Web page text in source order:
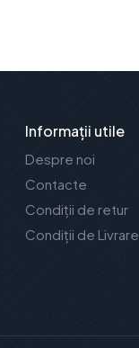
Informații utile
Despre noi
Contacte
Condiții de retur
Condiții de Livrare